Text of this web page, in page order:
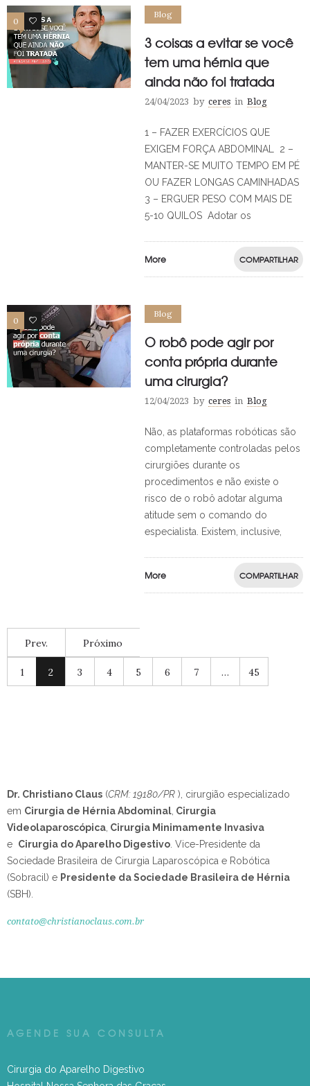
0 0
Blog
3 coisas a evitar se você
tem uma hérnia que
ainda não foi tratada
24/04/2023 by ceres in Blog
1 – FAZER EXERCÍCIOS QUE
EXIGEM FORÇA ABDOMINAL 2 –
MANTER-SE MUITO TEMPO EM PÉ
OU FAZER LONGAS CAMINHADAS
3 – ERGUER PESO COM MAIS DE
5-10 QUILOS Adotar os
More COMPARTILHAR
0 0
Blog
O robô pode agir por
conta própria durante
uma cirurgia?
12/04/2023 by ceres in Blog
Não, as plataformas robóticas são
completamente controladas pelos
cirurgiões durante os
procedimentos e não existe o
risco de o robô adotar alguma
atitude sem o comando do
especialista. Existem, inclusive,
More COMPARTILHAR
Prev. Próximo
1 2 3 4 5 6 7 … 45
Dr. Christiano Claus (CRM: 19180/PR ), cirurgião especializado
em Cirurgia de Hérnia Abdominal Cirurgia
Videolaparoscópica Cirurgia Minimamente Invasiva
e Cirurgia do Aparelho Digestivo Vice-Presidente da
Sociedade Brasileira de Cirurgia Laparoscópica e Robótica
(Sobracil) e Presidente da Sociedade Brasileira de Hérnia
(SBH).
contato@christianoclaus.com.br
AGENDE SUA CONSULTA
Cirurgia do Aparelho Digestivo